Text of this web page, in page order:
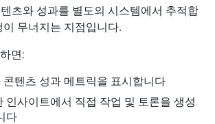
츠와 성과를 별도의 시스템에서 추적합
무너지는 지점입니다.
면:
콘텐츠 성과 메트릭을 표시합니다
인사이트에서 직접 작업 및 토론을 생성
다